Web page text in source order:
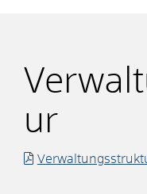
ur